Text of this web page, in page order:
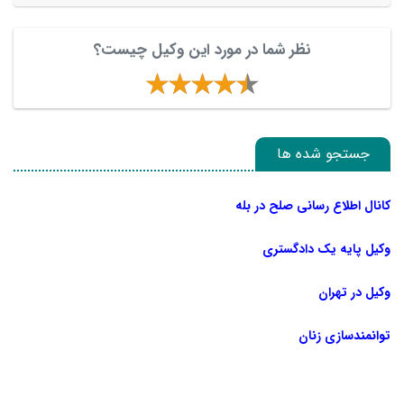
نظر شما در مورد این وکیل چیست؟
جستجو شده ها
کانال اطلاع رسانی صلح در بله
وکیل پایه یک دادگستری
وکیل در تهران
توانمندسازی زنان